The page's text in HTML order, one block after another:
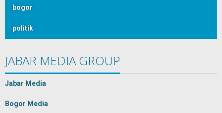
bogor
politik
JABAR MEDIA GROUP
Jabar Media
Bogor Media